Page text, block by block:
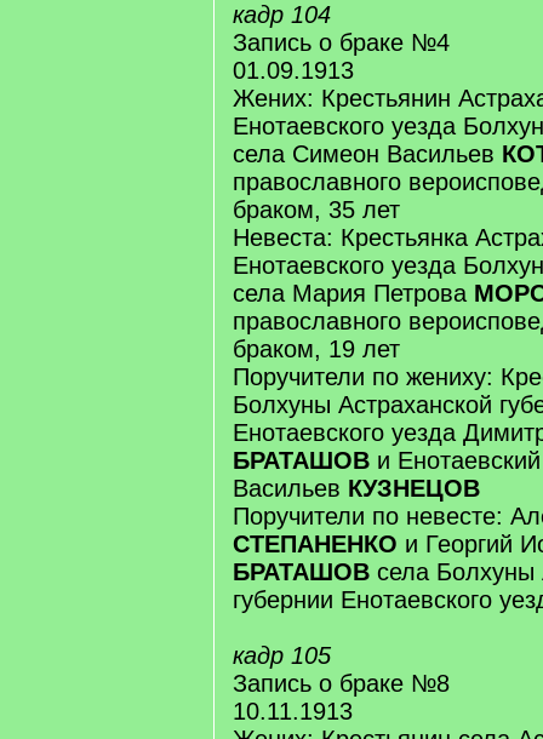
кадр 104
Запись о браке №4
01.09.1913
Жених: Крестьянин
Енотаевского уезда
села Симеон Васильев
православного
браком, 35 лет
Невеста: Крестьянка
Енотаевского уезда
села Мария Петрова
православного
браком, 19 лет
Поручители по жениху:
Болхуны Астраханской
Енотаевского уезда
БРАТАШОВ и
Васильев КУЗНЕЦОВ
Поручители по невесте:
СТЕПАНЕНКО и Георгий
БРАТАШОВ села Болхуны
губернии Енотаевского
кадр 105
Запись о браке №8
10.11.1913